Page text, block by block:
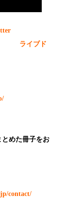
ライブド
めた冊子をお
contact/